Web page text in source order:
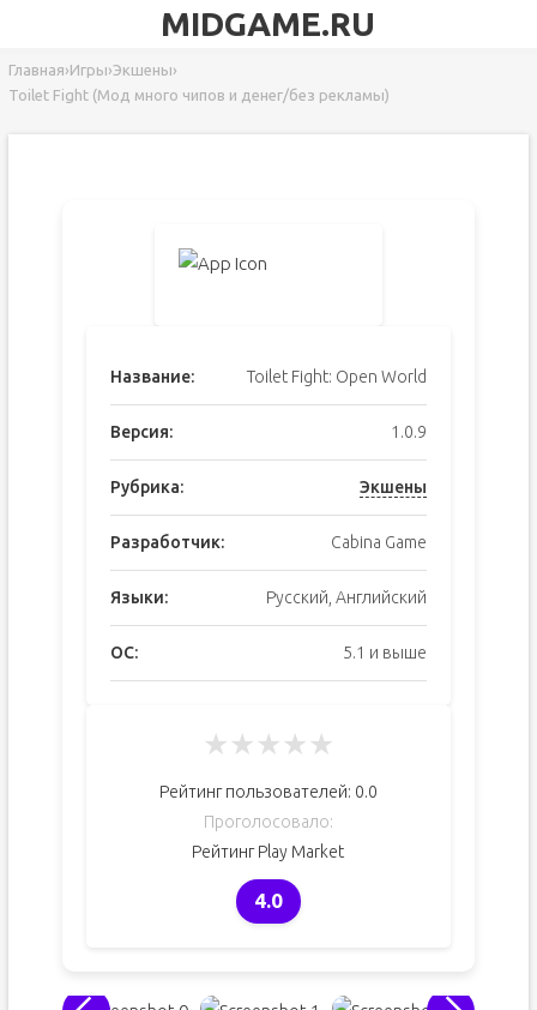
MIDGAME.RU
Главная›Игры›Экшены›
Toilet Fight (Мод много чипов и денег/без рекламы)
Название: Toilet Fight: Open World
Версия: 1.0.9
Рубрика: Экшены
Разработчик: Cabina Game
Языки: Русский, Английский
ОС: 5.1 и выше
★★★★★
Рейтинг пользователей: 0.0
Проголосовало:
Рейтинг Play Market
4.0